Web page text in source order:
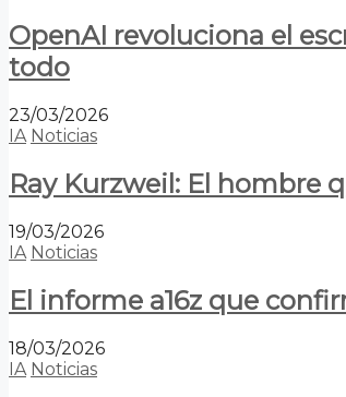
OpenAI revoluciona el
todo
23/03/2026
IA Noticias
Ray Kurzweil: El hombre
19/03/2026
IA Noticias
El informe a16z que
18/03/2026
IA Noticias